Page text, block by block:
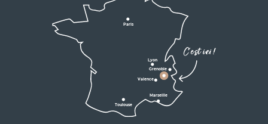
C'est ici !
Paris
Toulouse
Marseille
Lyon
Valence
Grenoble
D1075
D531
Valence
Marseille